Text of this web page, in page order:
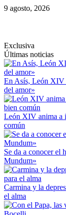
Saltar
9 agosto, 2026
Exclusiva
Últimas noticias
En Asís, León XIV
del amor»
León XIV anima a
común
Se da a conocer el
Mundum»
Carmina y la
el alma